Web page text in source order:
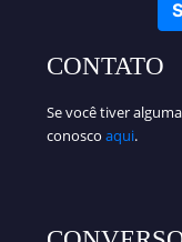
CONTATO
Se você tiver
conosco aqui.